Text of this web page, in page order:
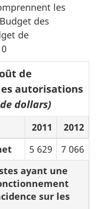
les
des
de
de
autorisations
dollars)
2011
2012
5 629
7 066
ayant une
sur les